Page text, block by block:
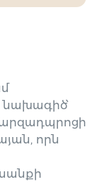
որն